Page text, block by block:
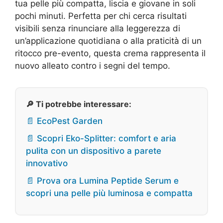
tua pelle più compatta, liscia e giovane in soli
pochi minuti. Perfetta per chi cerca risultati
visibili senza rinunciare alla leggerezza di
un’applicazione quotidiana o alla praticità di un
ritocco pre-evento, questa crema rappresenta il
nuovo alleato contro i segni del tempo.
🔎 Ti potrebbe interessare:
📄 EcoPest Garden
📄 Scopri Eko-Splitter: comfort e aria
pulita con un dispositivo a parete
innovativo
📄 Prova ora Lumina Peptide Serum e
scopri una pelle più luminosa e compatta